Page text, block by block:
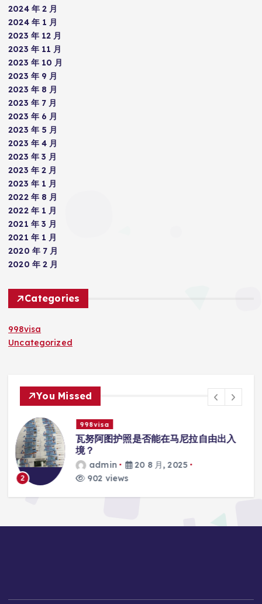
2024 年 2 月
2024 年 1 月
2023 年 12 月
2023 年 11 月
2023 年 10 月
2023 年 9 月
2023 年 8 月
2023 年 7 月
2023 年 6 月
2023 年 5 月
2023 年 4 月
2023 年 3 月
2023 年 2 月
2023 年 1 月
2022 年 8 月
2022 年 1 月
2021 年 3 月
2021 年 1 月
2020 年 7 月
2020 年 2 月
Categories
998visa
Uncategorized
You Missed
3
998visa
瓦努阿图护照是否能在马尼拉使用国际
学校的注册？
admin
20 8 月, 2025
817 views